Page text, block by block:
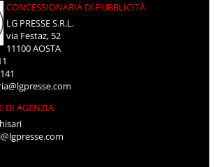
CONCESSIONARIA DI PUBBLICITÀ
LG PRESSE S.R.L.
via Festaz, 52
11100 AOSTA
DI AGENZIA